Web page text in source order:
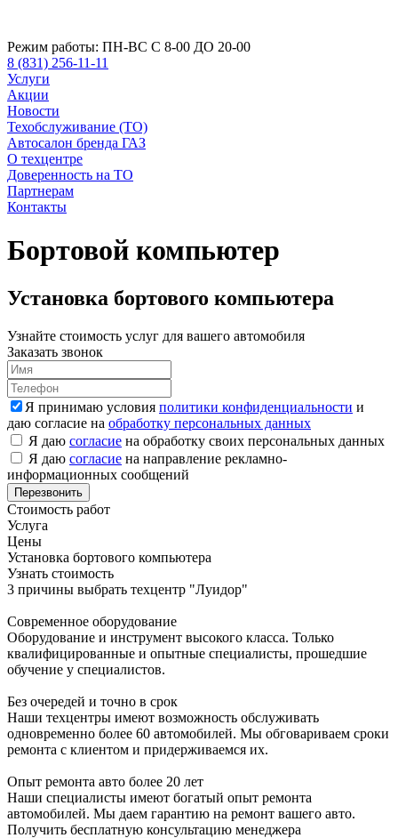
Режим работы: ПН-ВС С 8-00 ДО 20-00
8 (831) 256-11-11
Услуги
Акции
Новости
Техобслуживание (ТО)
Автосалон бренда ГАЗ
О техцентре
Доверенность на ТО
Партнерам
Контакты
Бортовой компьютер
Установка бортового компьютера
Узнайте стоимость услуг для вашего автомобиля
Заказать звонок
Я принимаю условия политики конфиденциальности и
даю согласие на обработку персональных данных
Я даю согласие на обработку своих персональных данных
Я даю согласие на направление рекламно-
информационных сообщений
Стоимость работ
Услуга
Цены
Установка бортового компьютера
Узнать стоимость
3 причины выбрать техцентр "Луидор"
Современное оборудование
Оборудование и инструмент высокого класса. Только
квалифицированные и опытные специалисты, прошедшие
обучение у специалистов.
Без очередей и точно в срок
Наши техцентры имеют возможность обслуживать
одновременно более 60 автомобилей. Мы обговариваем сроки
ремонта с клиентом и придерживаемся их.
Опыт ремонта авто более 20 лет
Наши специалисты имеют богатый опыт ремонта
автомобилей. Мы даем гарантию на ремонт вашего авто.
Получить бесплатную консультацию менеджера